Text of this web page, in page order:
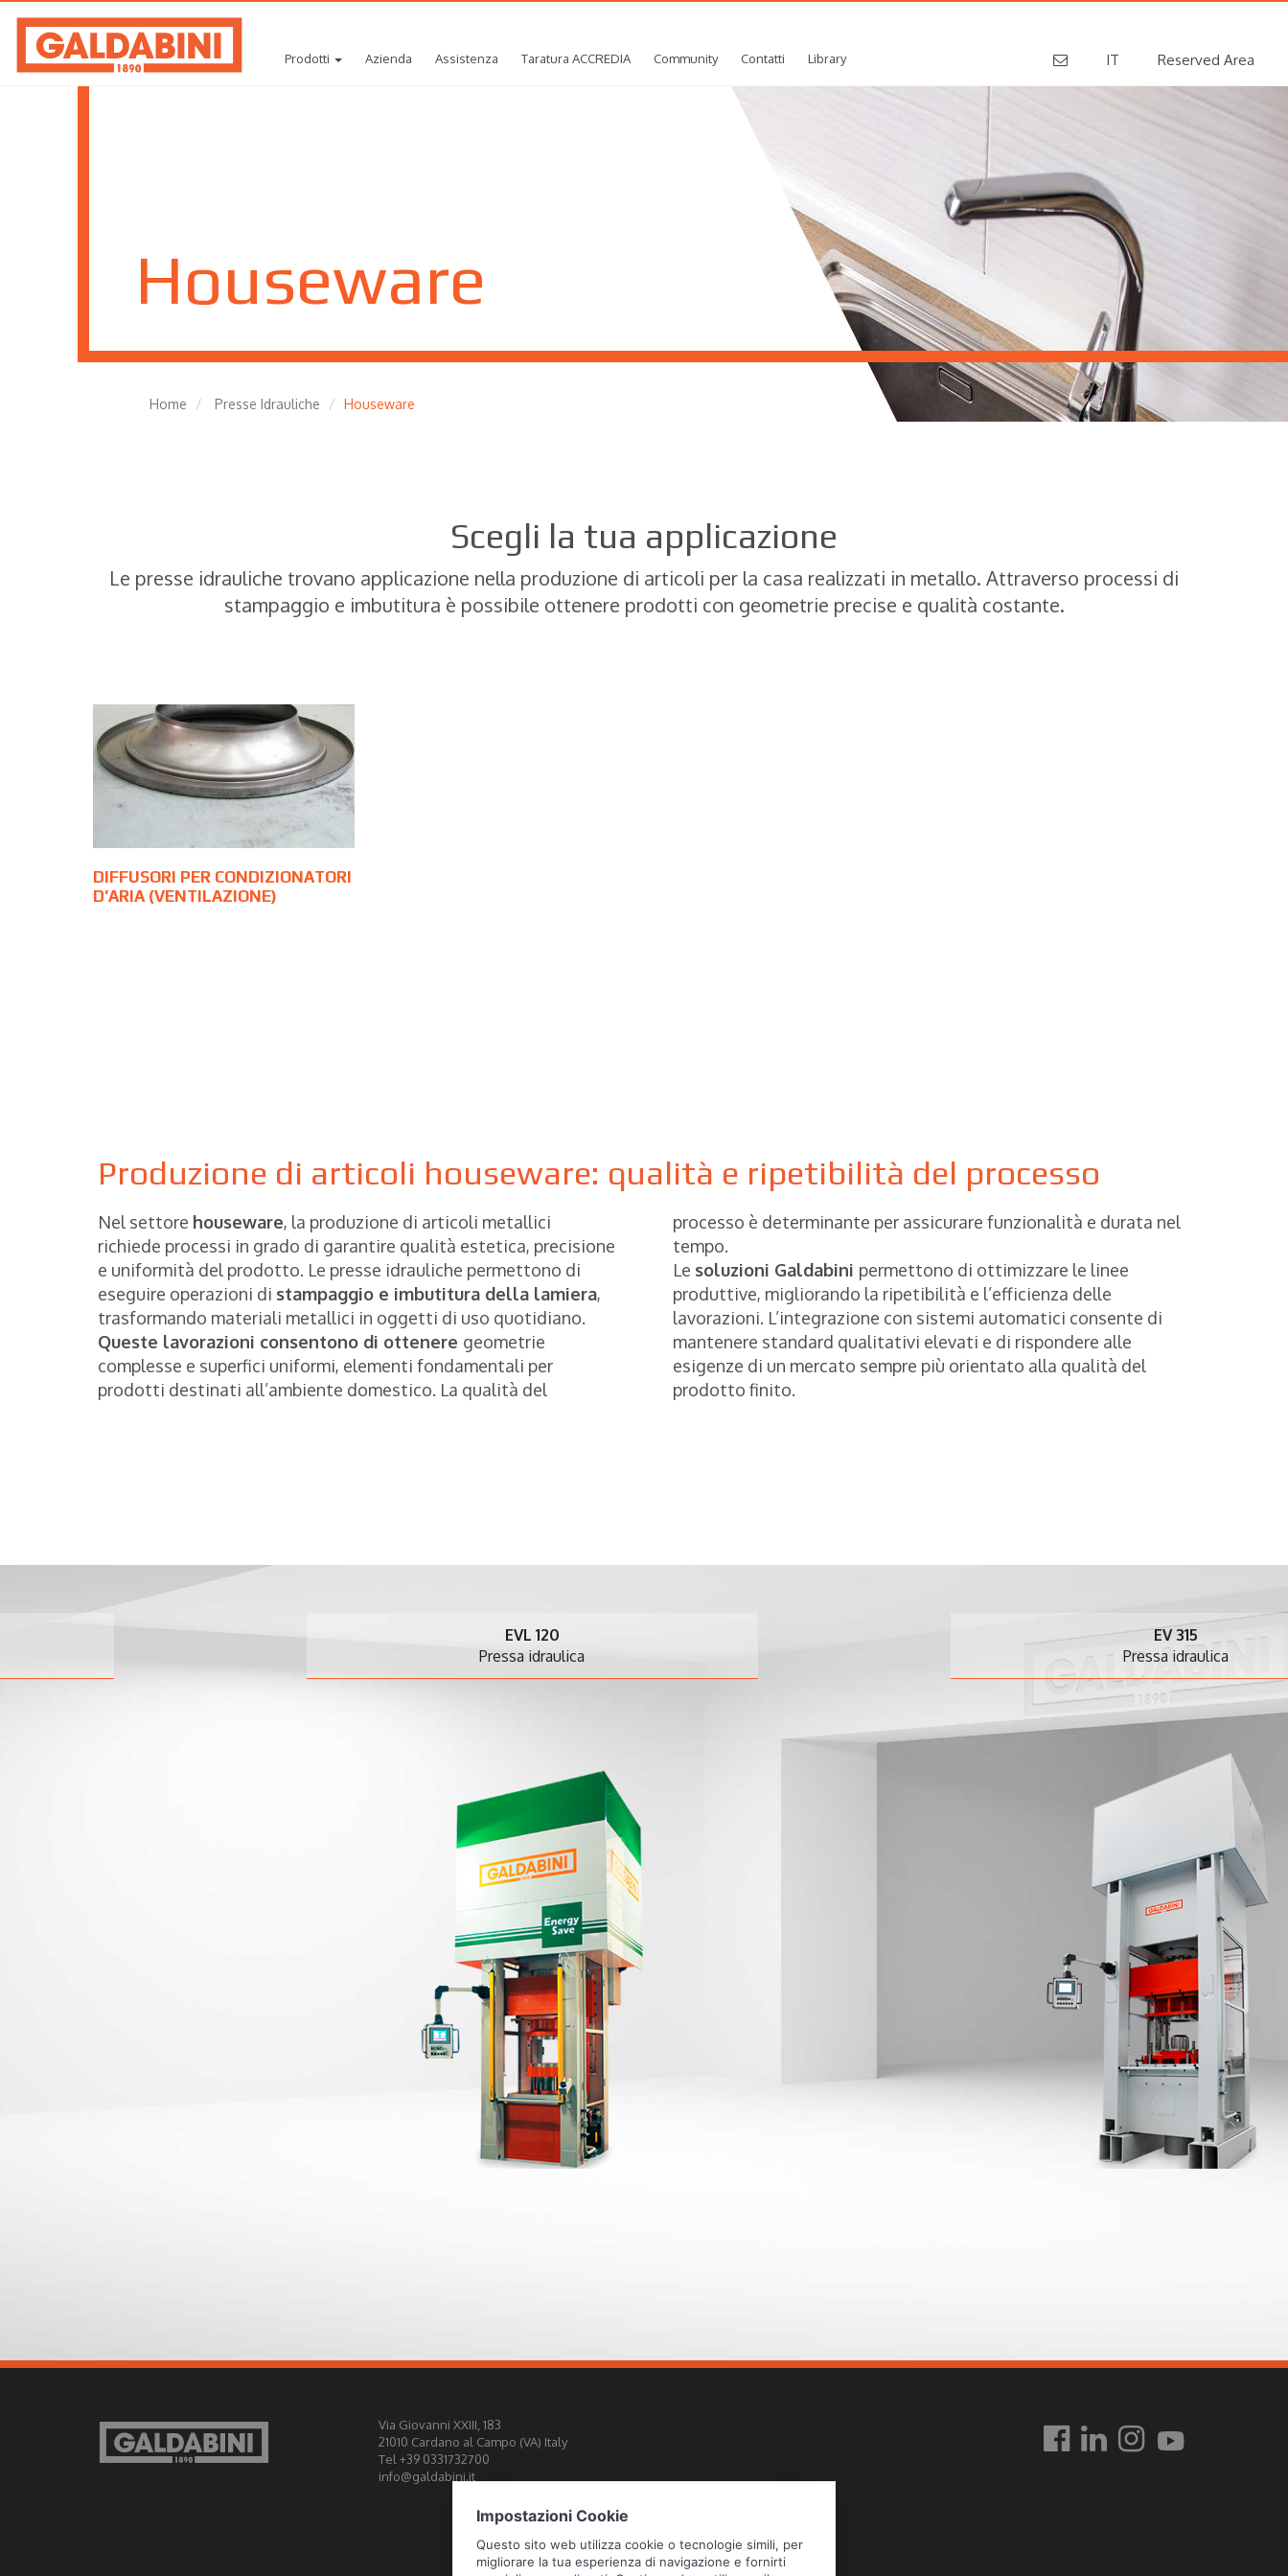
Prodotti Azienda Assistenza Taratura ACCREDIA Community Contatti Library IT Reserved Area
Houseware
Home Presse Idrauliche Houseware
Scegli la tua applicazione
Le presse idrauliche trovano applicazione nella produzione di articoli per la casa realizzati in metallo. Attraverso processi di
stampaggio e imbutitura è possibile ottenere prodotti con geometrie precise e qualità costante.
DIFFUSORI PER CONDIZIONATORI
D’ARIA (VENTILAZIONE)
Produzione di articoli houseware: qualità e ripetibilità del processo
Nel settore houseware, la produzione di articoli metallici
richiede processi in grado di garantire qualità estetica, precisione
e uniformità del prodotto. Le presse idrauliche permettono di
eseguire operazioni di stampaggio e imbutitura della lamiera,
trasformando materiali metallici in oggetti di uso quotidiano.
Queste lavorazioni consentono di ottenere geometrie
complesse e superfici uniformi, elementi fondamentali per
prodotti destinati all’ambiente domestico. La qualità del
processo è determinante per assicurare funzionalità e durata nel
tempo.
Le soluzioni Galdabini permettono di ottimizzare le linee
produttive, migliorando la ripetibilità e l’efficienza delle
lavorazioni. L’integrazione con sistemi automatici consente di
mantenere standard qualitativi elevati e di rispondere alle
esigenze di un mercato sempre più orientato alla qualità del
prodotto finito.
Pressa idraulica
EV 315
Pressa idraulica
Via Giovanni XXIII, 183
21010 Cardano al Campo (VA) Italy
Tel +39 0331732700
info@galdabini.it